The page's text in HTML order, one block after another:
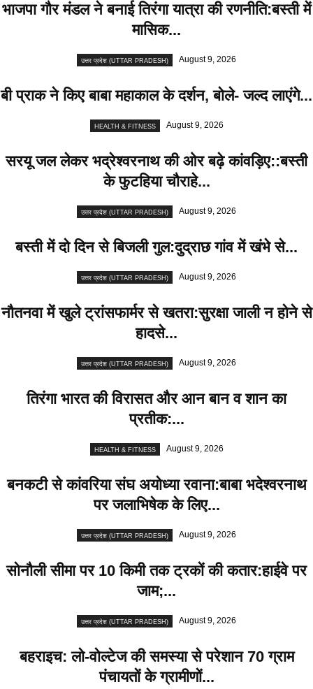
भाजपा गौर मंडल ने बनाई तिरंगा यात्रा की रणनीति:बस्ती में
मासिक...
उत्तर प्रदेश (UTTAR PRADESH) August 9, 2026
बी प्राक ने किए बाबा महाकाल के दर्शन, बोले- जल्द लाएंगे...
HEALTH & FITNESS August 9, 2026
सरयू जल लेकर भद्रेश्वरनाथ की ओर बढ़े कांवड़िए::बस्ती
के फुटहिया चौराहे...
उत्तर प्रदेश (UTTAR PRADESH) August 9, 2026
बस्ती में दो दिन से बिजली गुल:दुद्राछ गांव में खंभे से...
उत्तर प्रदेश (UTTAR PRADESH) August 9, 2026
नौतनवा में खुले ट्रांसफार्मर से खतरा:सुरक्षा जाली न होने से
हादसे...
उत्तर प्रदेश (UTTAR PRADESH) August 9, 2026
तिरंगा भारत की विरासत और आन बान व शान का
प्रतीक:...
HEALTH & FITNESS August 9, 2026
बनकटी से कांवरिया संघ अयोध्या रवाना:बाबा भदेश्वरनाथ
पर जलाभिषेक के लिए...
उत्तर प्रदेश (UTTAR PRADESH) August 9, 2026
सोनौली सीमा पर 10 किमी तक ट्रकों की कतार:हाईवे पर
जाम;...
उत्तर प्रदेश (UTTAR PRADESH) August 9, 2026
बहराइच: लो-वोल्टेज की समस्या से परेशान 70 ग्राम
पंचायतों के ग्रामीणों...